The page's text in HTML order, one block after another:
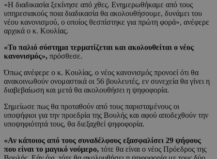
«H διαδικασία ξεκίνησε από χθες. Ενημερωθήκαμε από τους
υπηρεσιακούς ποια διαδικασία θα ακολουθήσουμε, δυνάμει του
νέου κανονισμού, ο οποίος θεσπίστηκε για πρώτη φορά», ανέφερε
αρχικά ο κ. Κουλίας.
«Το παλιό σύστημα τερματίζεται και ακολουθείται ο νέος
κανονισμός», πρόσθεσε.
Όπως ανέφερε ο κ. Κουλίας, ο νέος κανονισμός προνοεί ότι θα
ανακοινωθούν ονομαστικά οι 56 βουλευτές, εν συνεχεία θα γίνει η
διαβεβαίωση και μετά θα ακολουθήσει η ψηφοφορία.
Σημείωσε πως θα προταθούν από τους παρισταμένους οι
υποψήφιοι για την προεδρία της Βουλής και αφού αποδεχθούν την
υποψηφιότητά τους, θα διεξαχθεί ψηφοφορία.
«Αν κάποιος από τους συναδέλφους εξασφαλίσει 29 ψήφους
που είναι το μαγικό νούμερο, τότε θα είναι ο νέος Πρόεδρος της